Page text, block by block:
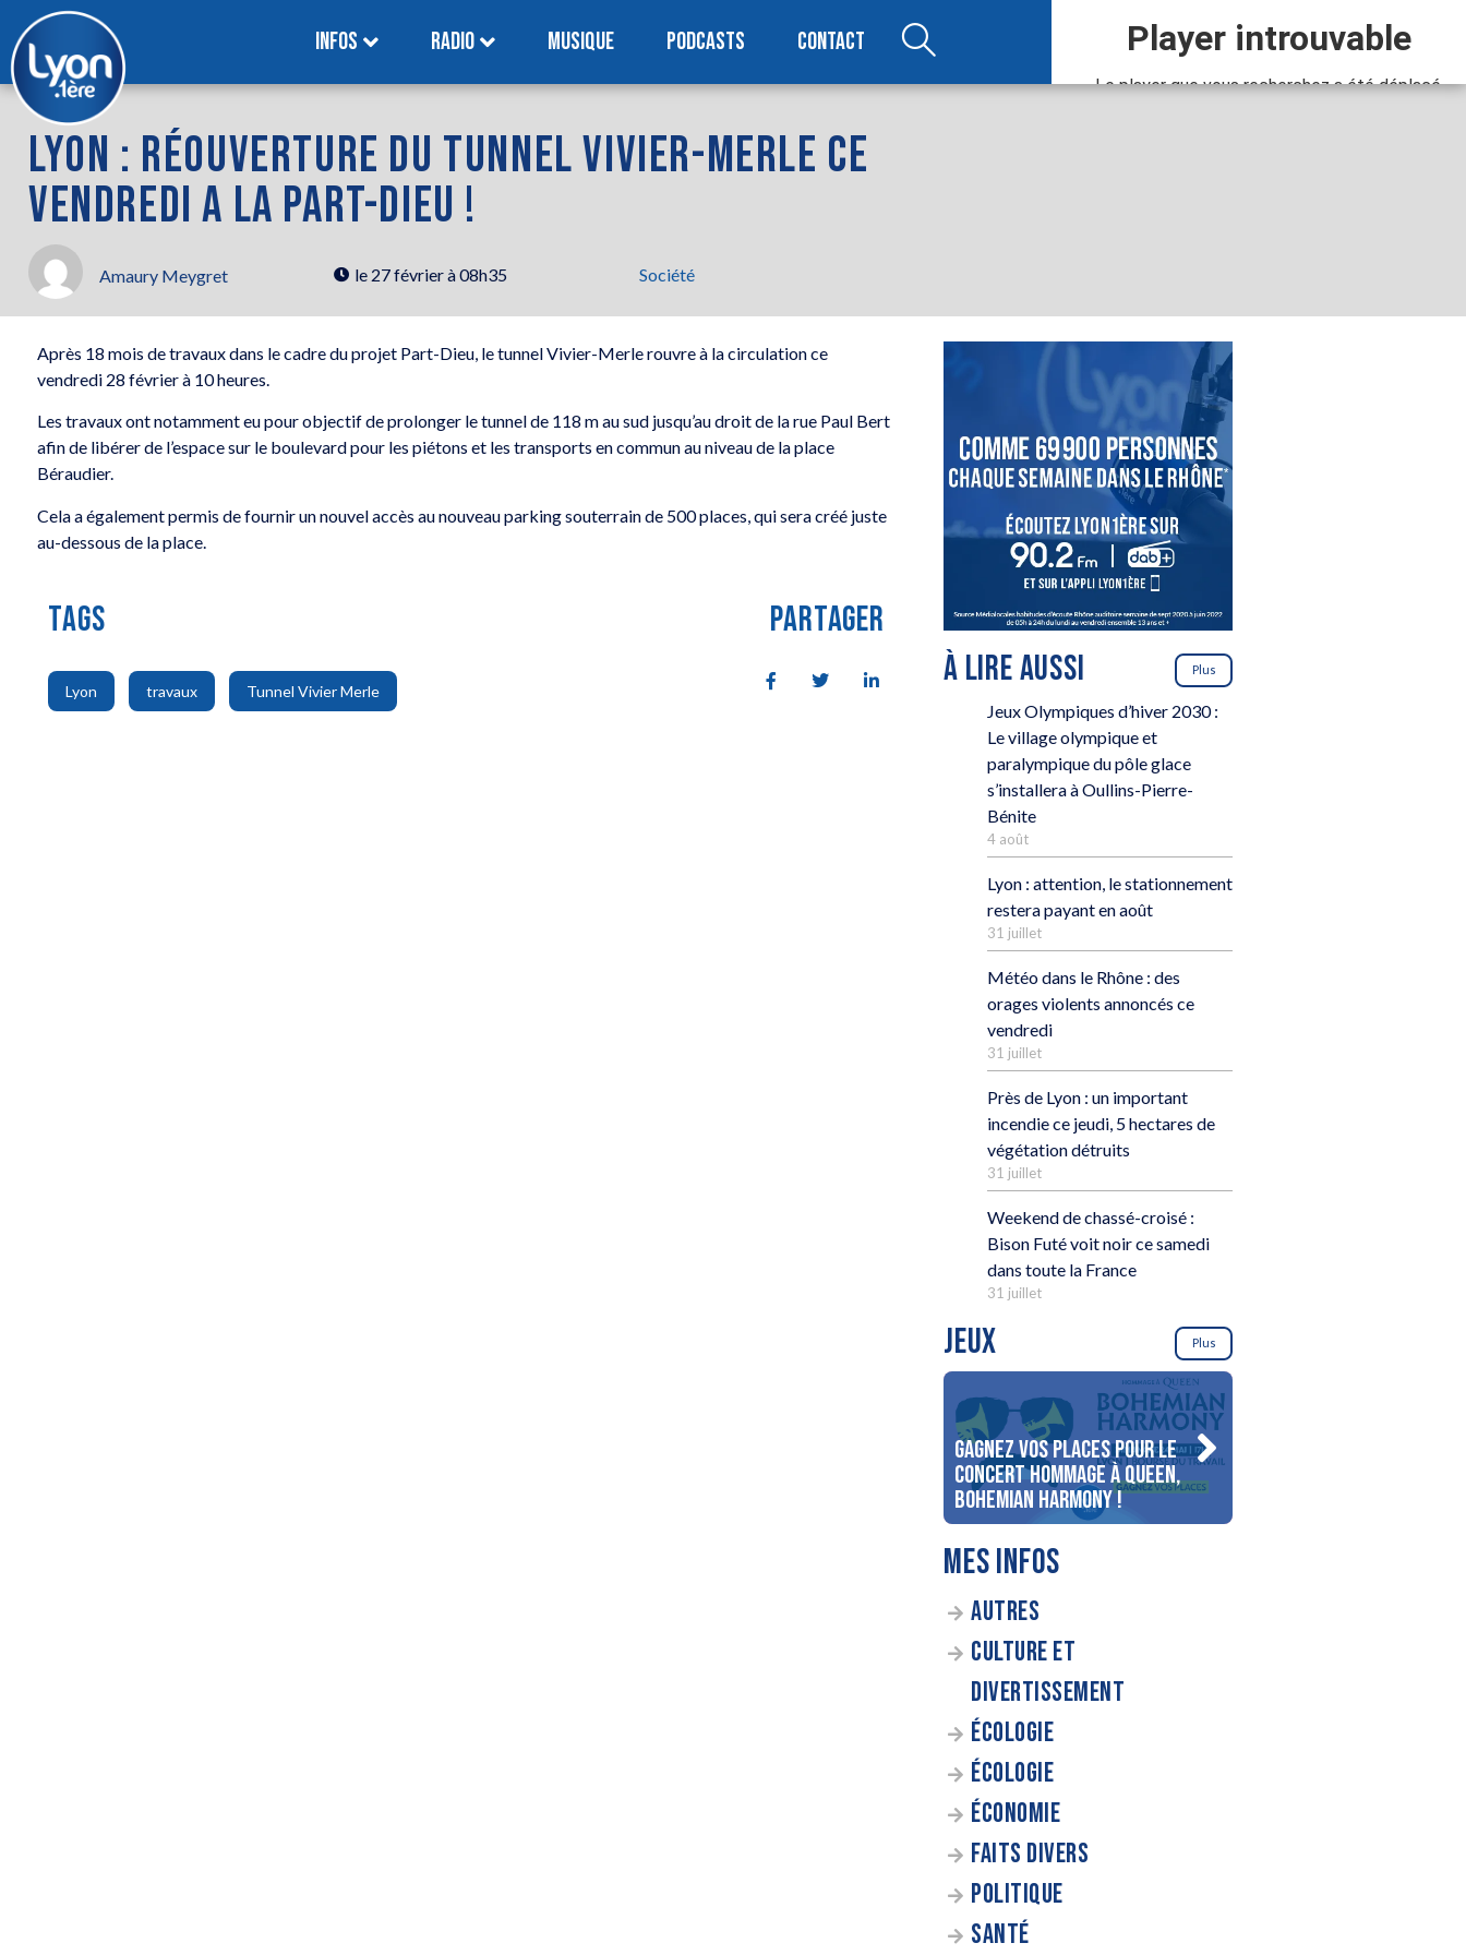
INFOS RADIO MUSIQUE PODCASTS CONTACT
LYON : RÉOUVERTURE DU TUNNEL VIVIER-MERLE CE
VENDREDI A LA PART-DIEU !
Amaury Meygret le 27 février à 08h35 Société
Après 18 mois de travaux dans le cadre du projet Part-Dieu, le tunnel Vivier-Merle rouvre à la circulation ce
vendredi 28 février à 10 heures.
Les travaux ont notamment eu pour objectif de prolonger le tunnel de 118 m au sud jusqu’au droit de la rue Paul Bert
afin de libérer de l’espace sur le boulevard pour les piétons et les transports en commun au niveau de la place
Béraudier.
Cela a également permis de fournir un nouvel accès au nouveau parking souterrain de 500 places, qui sera créé juste
au-dessous de la place.
TAGS
Lyon
,
travaux
,
Tunnel Vivier Merle
PARTAGER
À LIRE AUSSI
Plus
Jeux Olympiques d’hiver 2030 :
Le village olympique et
paralympique du pôle glace
s’installera à Oullins-Pierre-
Bénite
4 août
Lyon : attention, le stationnement
restera payant en août
31 juillet
Météo dans le Rhône : des
orages violents annoncés ce
vendredi
31 juillet
Près de Lyon : un important
incendie ce jeudi, 5 hectares de
végétation détruits
31 juillet
Weekend de chassé-croisé :
Bison Futé voit noir ce samedi
dans toute la France
31 juillet
JEUX Plus
Gagnez vos places pour le
concert Hommage à Queen,
Bohemian Harmony !
MES INFOS
AUTRES
CULTURE ET
DIVERTISSEMENT
ÉCOLOGIE
ÉCOLOGIE
ÉCONOMIE
FAITS DIVERS
POLITIQUE
SANTÉ